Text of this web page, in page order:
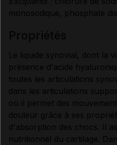
PRÉCAUTIONS D'EMPLOI
RENSEIGNEMENTS
Données administratives
monosodique, phosphate
Le liquide synovial, dont la
présence d'acide
toutes les articulations
dans les articulations
où il permet des
douleur grâce à ses
d'absorption des chocs. Il
nutritionnel du cartilage.